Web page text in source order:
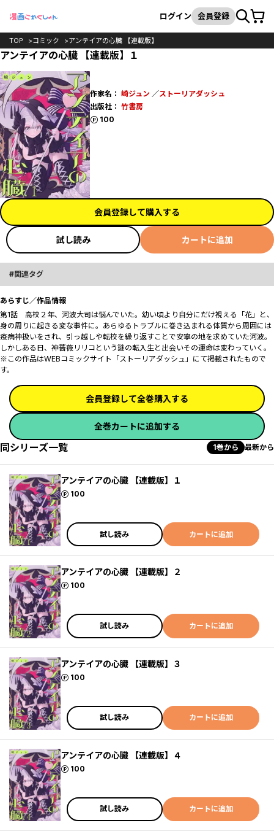
検索
ログイン 会員登録カート
TOP コミック アンテイアの心臓 【連載版】
アンテイアの心臓 【連載版】１
作家名： 崎ジュン／ストーリアダッシュ
出版社： 竹書房
100
ポイント
会員登録して購入する
試し読み カートに追加
関連タグ
あらすじ／作品情報
第1話 高校２年、河波大司は悩んでいた。幼い頃より自分にだけ視える「花」と、
身の周りに起きる変な事件に。あらゆるトラブルに巻き込まれる体質から周囲には
疫病神扱いをされ、引っ越しや転校を繰り返すことで安寧の地を求めていた河波。
しかしある日、神薔薇リリコという謎の転入生と出会いその運命は変わっていく――。
※この作品はWEBコミックサイト「ストーリアダッシュ」にて掲載されたもので
す。
会員登録して全巻購入する
全巻カートに追加する
同シリーズ一覧 1巻から 最新から
アンテイアの心臓 【連載版】１
100
ポイント
試し読み カートに追加
アンテイアの心臓 【連載版】２
100
ポイント
試し読み カートに追加
アンテイアの心臓 【連載版】３
100
ポイント
試し読み カートに追加
アンテイアの心臓 【連載版】４
100
ポイント
試し読み カートに追加